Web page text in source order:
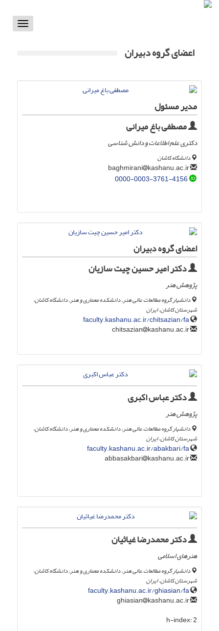
Toggle
اعضای گروه دبیران
مدیر مسئول
مصطفی باغ میرانی
دکتری علم اطلاعات و دانش شناسی
دانشگاه کاشان
kashanu.ac.ir
0000-0003-3761-4156
اعضای گروه دبیران
دکتر امیر حسین چیت سازیان
پژوهش هنر
دانشیار گروه مطالعات عالی هنر، دانشکده معماری و هنر، دانشگاه کاشان،
شهرستان کاشان، ایران
faculty.kashanu.ac.ir/chitsazian/fa
kashanu.ac.ir
دکتر عباس اکبری
پژوهش هنر
دانشیار گروه مطالعات عالی هنر، دانشکده معماری و هنر، دانشگاه کاشان،
شهرستان کاشان، ایران
faculty.kashanu.ac.ir/abakbari/fa
kashanu.ac.ir
دکتر محمدرضا غیاثیان
هنرهای اسلامی
دانشیار گروه مطالعات عالی هنر، دانشکده معماری و هنر، دانشگاه کاشان،
شهرستان کاشان، ایران
faculty.kashanu.ac.ir/ghiasian/fa
kashanu.ac.ir
h-index:2